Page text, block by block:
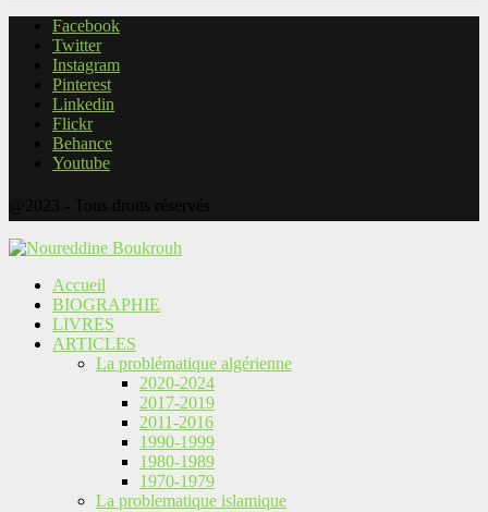
Facebook
Twitter
Instagram
Pinterest
Linkedin
Flickr
Behance
Youtube
Accueil
BIOGRAPHIE
LIVRES
ARTICLES
La problématique algérienne
2020-2024
2017-2019
2011-2016
1990-1999
1980-1989
1970-1979
La problematique islamique